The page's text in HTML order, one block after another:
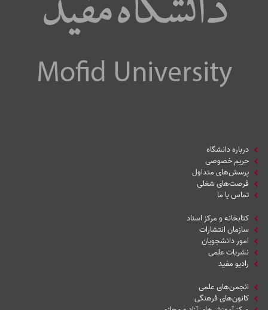
درباره دانشگاه
حریم خصوصی
پرسش‌های متداول
فرصت‌های شغلی
تماس با ما
کتابخانه و مرکز اسناد
سازمان انتشارات
امور دانشجویان
نشریات علمی
رادیو مفید
انجمن‌های علمی
کانون‌های فرهنگی